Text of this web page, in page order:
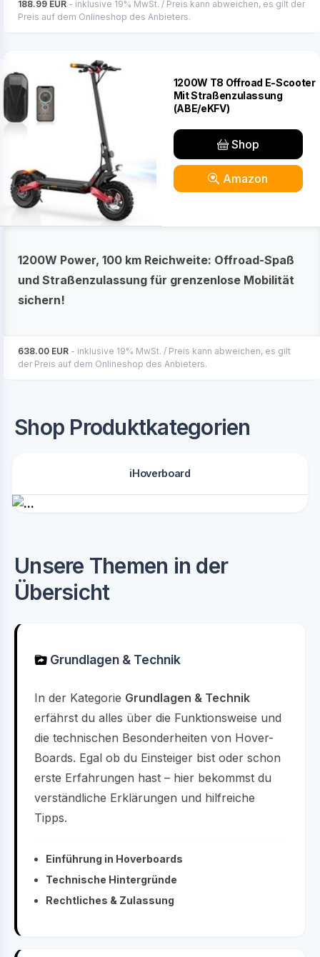
188.99 EUR - inklusive 19% MwSt. / Preis kann abweichen, es gilt der
Preis auf dem Onlineshop des Anbieters.
1200W T8 Offroad E-Scooter
Mit Straßenzulassung
(ABE/eKFV)
Shop
Amazon
1200W Power, 100 km Reichweite: Offroad-Spaß
und Straßenzulassung für grenzenlose Mobilität
sichern!
638.00 EUR - inklusive 19% MwSt. / Preis kann abweichen, es gilt
der Preis auf dem Onlineshop des Anbieters.
Shop Produktkategorien
iHoverboard
Unsere Themen in der
Übersicht
Grundlagen & Technik
In der Kategorie Grundlagen & Technik
erfährst du alles über die Funktionsweise und
die technischen Besonderheiten von Hover-
Boards. Egal ob du Einsteiger bist oder schon
erste Erfahrungen hast – hier bekommst du
verständliche Erklärungen und hilfreiche
Tipps.
Einführung in Hoverboards
Technische Hintergründe
Rechtliches & Zulassung